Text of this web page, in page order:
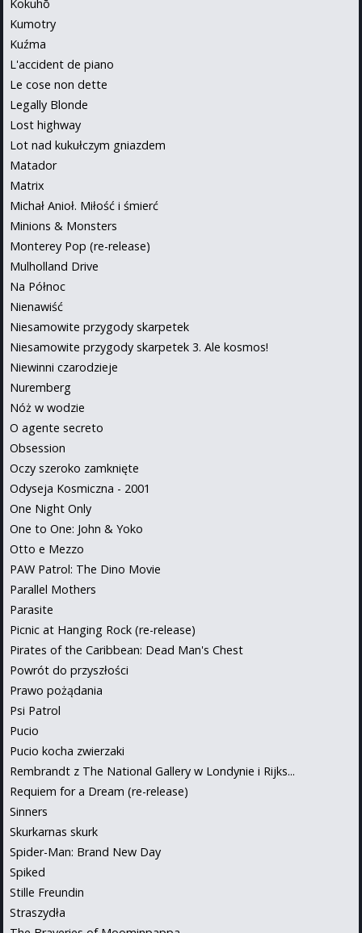
Kokuhō
Kumotry
Kuźma
L'accident de piano
Le cose non dette
Legally Blonde
Lost highway
Lot nad kukułczym gniazdem
Matador
Matrix
Michał Anioł. Miłość i śmierć
Minions & Monsters
Monterey Pop (re-release)
Mulholland Drive
Na Północ
Nienawiść
Niesamowite przygody skarpetek
Niesamowite przygody skarpetek 3. Ale kosmos!
Niewinni czarodzieje
Nuremberg
Nóż w wodzie
O agente secreto
Obsession
Oczy szeroko zamknięte
Odyseja Kosmiczna - 2001
One Night Only
One to One: John & Yoko
Otto e Mezzo
PAW Patrol: The Dino Movie
Parallel Mothers
Parasite
Picnic at Hanging Rock (re-release)
Pirates of the Caribbean: Dead Man's Chest
Powrót do przyszłości
Prawo pożądania
Psi Patrol
Pucio
Pucio kocha zwierzaki
Rembrandt z The National Gallery w Londynie i Rijks...
Requiem for a Dream (re-release)
Sinners
Skurkarnas skurk
Spider-Man: Brand New Day
Spiked
Stille Freundin
Straszydła